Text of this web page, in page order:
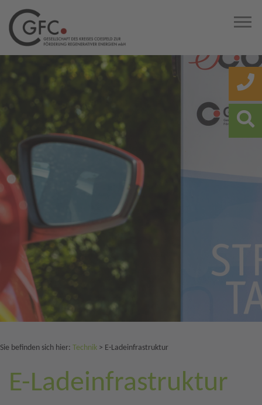
Sie befinden sich hier: Technik > E-Ladeinfrastruktur
E-Ladeinfrastruktur